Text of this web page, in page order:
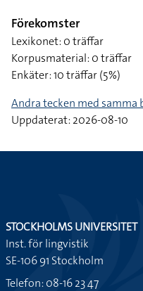
Förekomster
Lexikonet: 0 träffar
Korpusmaterial: 0 träffar
Enkäter: 10 träffar (5%)
Andra tecken med samma
Uppdaterat: 2026-08-10
STOCKHOLMS UNIVERSITET
Inst. för lingvistik
SE-106 91 Stockholm
Telefon: 08-16 23 47